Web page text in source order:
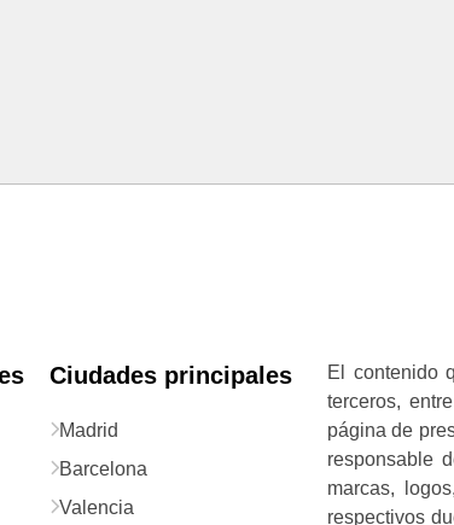
Ciudades principales
Madrid
Barcelona
Valencia
El contenido
terceros,
página de
responsable
marcas,
respectivos